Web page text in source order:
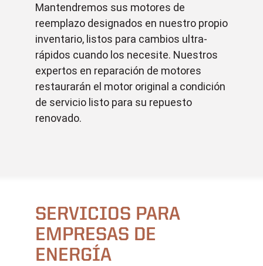
Mantendremos sus motores de
reemplazo designados en nuestro propio
inventario, listos para cambios ultra-
rápidos cuando los necesite. Nuestros
expertos en reparación de motores
restaurarán el motor original a condición
de servicio listo para su repuesto
renovado.
SERVICIOS PARA
EMPRESAS DE
ENERGÍA